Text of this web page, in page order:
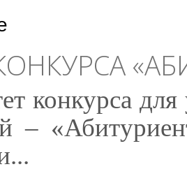
конкурса
–